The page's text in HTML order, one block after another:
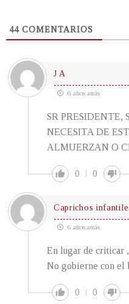
44COMENTARIOS
J A
6 años atrás
SR
NECESITA DE
ALMUERZAN O
0 0
Caprichos
6 años atrás
En lugar de criticar ,
No gobierne con el
0 0